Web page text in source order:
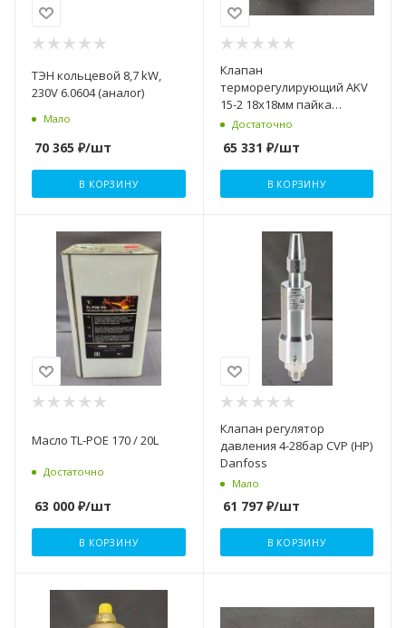
ТЭН кольцевой 8,7 kW,
230V 6.0604 (аналог)
Мало
70 365 ₽/шт
В КОРЗИНУ
Клапан
терморегулирующий AKV
15-2 18х18мм пайка
Danfoss
Достаточно
65 331 ₽/шт
В КОРЗИНУ
Масло TL-POE 170 / 20L
Достаточно
63 000 ₽/шт
В КОРЗИНУ
Клапан регулятор
давления 4-28бар CVP (HP)
Danfoss
Мало
61 797₽/шт
В КОРЗИНУ